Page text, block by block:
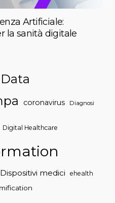
Artificiale:
la sanità digitale
coronavirus Diagnosi
Digital Healthcare
Dispositivi medici ehealth